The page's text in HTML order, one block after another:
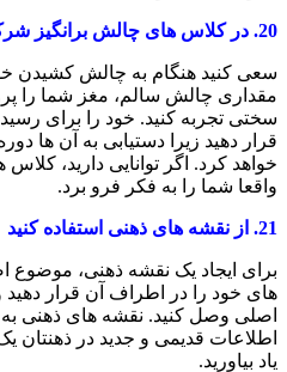
20. در کلاس های چالش برانگیز
سعی کنید هنگام به چالش کشیدن
مقداری چالش سالم، مغز شما را
سختی تجربه کنید. خود را برای
قرار دهید زیرا دستیابی به آن ها
خواهد کرد. اگر توانایی دارید،
واقعا شما را به فکر فرو برد.
21. از نقشه های ذهنی استفاده کنید
برای ایجاد یک نقشه ذهنی، موضوع
های خود را در اطراف آن قرار
اصلی وصل کنید. نقشه های ذهنی
اطلاعات قدیمی و جدید در ذهنتان یک
یاد بیاورید.